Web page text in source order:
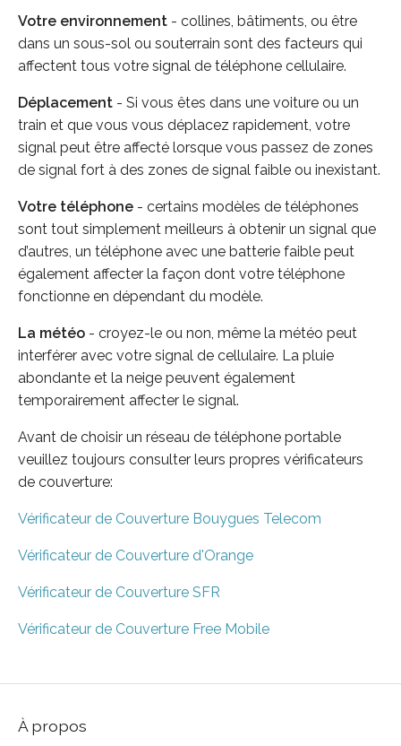
Votre environnement - collines, bâtiments, ou être
dans un sous-sol ou souterrain sont des facteurs qui
affectent tous votre signal de téléphone cellulaire.
Déplacement - Si vous êtes dans une voiture ou un
train et que vous vous déplacez rapidement, votre
signal peut être affecté lorsque vous passez de zones
de signal fort à des zones de signal faible ou inexistant.
Votre téléphone - certains modèles de téléphones
sont tout simplement meilleurs à obtenir un signal que
d’autres, un téléphone avec une batterie faible peut
également affecter la façon dont votre téléphone
fonctionne en dépendant du modèle.
La météo - croyez-le ou non, même la météo peut
interférer avec votre signal de cellulaire. La pluie
abondante et la neige peuvent également
temporairement affecter le signal.
Avant de choisir un réseau de téléphone portable
veuillez toujours consulter leurs propres vérificateurs
de couverture:
Vérificateur de Couverture Bouygues Telecom
Vérificateur de Couverture d'Orange
Vérificateur de Couverture SFR
Vérificateur de Couverture Free Mobile
À propos